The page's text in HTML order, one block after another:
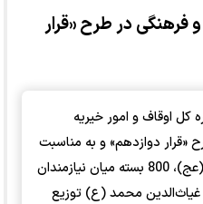
و فرهنگی در طرح «قرار
کل اوقاف و امور خیریه
دوازدهم» و به مناسبت
گرامیداشت یاد و نام امام زمان (عج)، 800 بسته میان نیازمندان
غیاث‌الدین محمد (ع) توزیع